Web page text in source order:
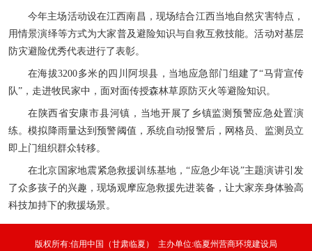
今年主场活动设在江西南昌，现场结合江西当地自然灾害特点，
用情景演绎等方式为大家普及避险知识与自救互救技能。活动对基层
防灾避险优秀代表进行了表彰。
在海拔3200多米的四川阿坝县，当地应急部门组建了“马背宣传
队”，走进牧民家中，面对面传授森林草原防灭火等避险知识。
在陕西省安康市县河镇，当地开展了乡镇监测预警应急处置演
练。模拟降雨量达到预警阈值，系统自动报警后，网格员、监测员立
即上门组织群众转移。
在北京国家地震紧急救援训练基地，“应急少年说”主题演讲引发
了众多孩子的兴趣，现场观摩应急救援先进装备，让大家亲身体验高
科技加持下的救援场景。
版权所有:信用中国（甘肃临夏） 主办单位:临夏州营商环境建设局